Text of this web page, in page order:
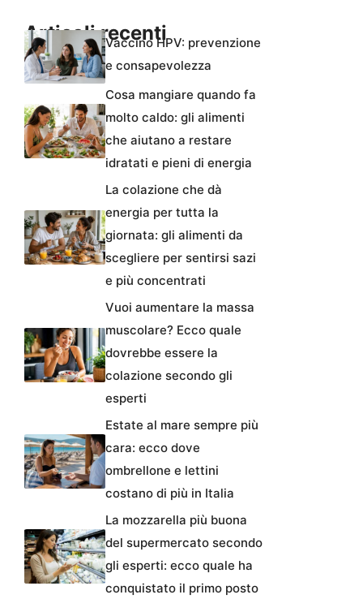
Articoli recentiVaccino HPV: prevenzione
e consapevolezza
Cosa mangiare quando fa
molto caldo: gli alimenti
che aiutano a restare
idratati e pieni di energia
La colazione che dà
energia per tutta la
giornata: gli alimenti da
scegliere per sentirsi sazi
e più concentrati
Vuoi aumentare la massa
muscolare? Ecco quale
dovrebbe essere la
colazione secondo gli
esperti
Estate al mare sempre più
cara: ecco dove
ombrellone e lettini
costano di più in Italia
La mozzarella più buona
del supermercato secondo
gli esperti: ecco quale ha
conquistato il primo posto